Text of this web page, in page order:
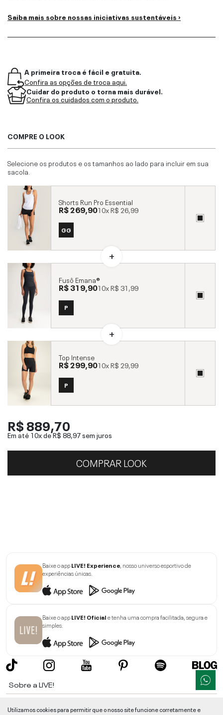
Saiba mais sobre nossas iniciativas sustentáveis ›
A primeira troca é fácil e gratuita.
Confira as opções de troca aqui.
Cuidar do produto o torna mais durável.
Confira os cuidados com o produto.
COMPRE O LOOK
Selecione os produtos e os tamanhos ao lado para incluir em sua
sacola.
Shorts Run Pro Essential
R$ 269,9010xR$ 26,99
GG
Fusô Emana®
R$ 319,9010xR$ 31,99
P
Top Intense
R$ 299,9010xR$ 29,99
P
R$ 889,70
Em até 10x deR$ 88,97sem juros
COMPRAR LOOK
Baixe o appLIVE! Experience, nosso universo esportivo de
experiências únicas.
Baixe o appLIVE! Oficiale tenha uma compra facilitada, segura e
simples.
Sobre a LIVE!
Utilizamos cookies para permitir que o nosso site funcione corretamente e